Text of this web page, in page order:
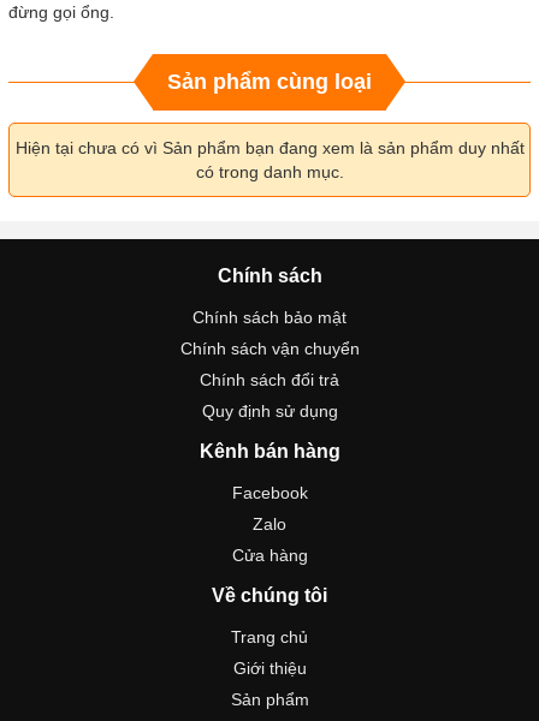
đừng gọi ổng.
Sản phẩm cùng loại
Hiện tại chưa có vì Sản phẩm bạn đang xem là sản phẩm duy nhất
có trong danh mục.
Chính sách
Chính sách bảo mật
Chính sách vận chuyển
Chính sách đổi trả
Quy định sử dụng
Kênh bán hàng
Facebook
Zalo
Cửa hàng
Về chúng tôi
Trang chủ
Giới thiệu
Sản phẩm